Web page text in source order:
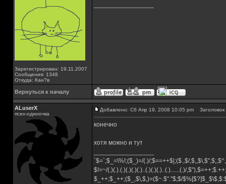
Зарегистрирован: 19.11.2007
Сообщения: 1348
Откуда: Кан?в
Вернуться к началу
ALuserX
псих-одиночка
Добавлено: Сб Апр 19, 2008 10:05 pm
конечно
хотя можно и тут
`$=`;$_=\%!;($_)=/(.)/;$==++$|;($.,$/
$!=~/(.)(.).(.)(.)(.)(.)..(.)(.)(.)..(.)......(.)/
$_++;$_++;($_,$\,$,)=($~.$"."$;$/